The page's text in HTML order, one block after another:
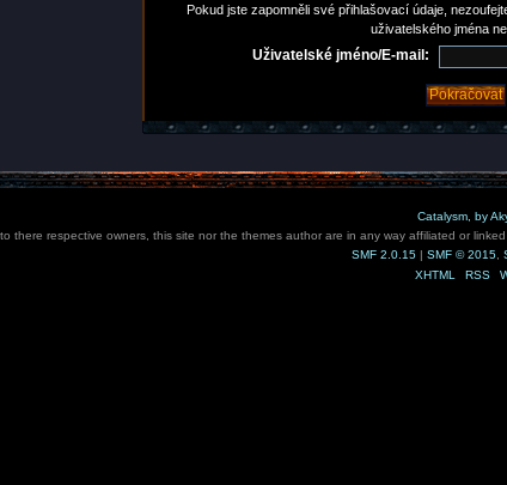
Pokud jste zapomněli své přihlašovací údaje,
uživatelského jména
Uživatelské jméno/E-mail:
Catalysm, by
there respective owners, this site nor the themes author are in any way affiliated or
SMF 2.0.15 | SMF © 2015
XHTML
RSS